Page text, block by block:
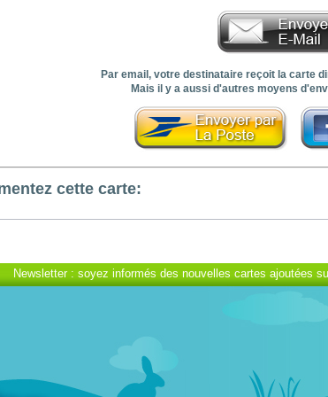
Par email, votre destinataire reçoit la carte
Mais il y a aussi d'autres moyens
cette carte:
Newsletter : soyez informés des nouvelles cartes ajoutées